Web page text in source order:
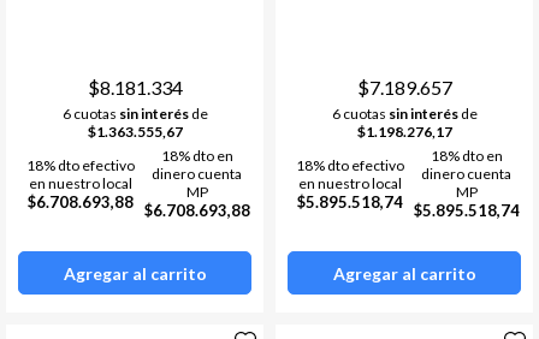
Materiales de instalacion y
accesorios aa
Fan Coil
Ver todos
$8.181.334
6 cuotas sin interésde
$1.363.555,67
18% dto efectivo
en nuestro local
$6.708.693,88
18% dto en
dinero cuenta
MP
$6.708.693,88
Agregar al carrito
$7.189.657
6 cuotas sin interésde
$1.198.276,17
18% dto efectivo
en nuestro local
$5.895.518,74
18% dto en
dinero cuenta
MP
$5.895.518,74
Agregar al carrito